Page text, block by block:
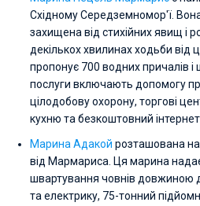
Східному Середземномор'ї.
захищена від стихійних явищ і
декількох хвилинах ходьби від
пропонує 700 водних причалів
послуги включають допомогу
цілодобову охорону, торгові
кухню та безкоштовний інтернет.
Марина Адакой розташована на
від Мармариса. Ця марина
швартування човнів довжиною
та електрику, 75-тонний